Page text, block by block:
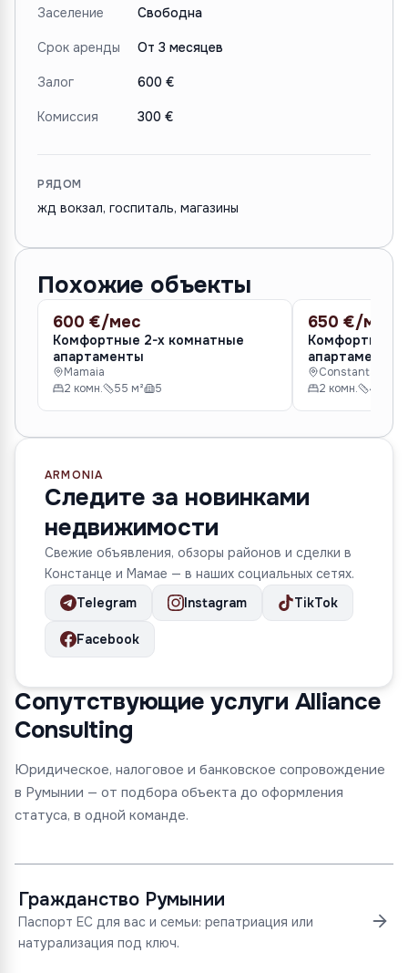
Заселение Свободна
Срок аренды От 3 месяцев
Залог 600 €
Комиссия 300 €
РЯДОМ
жд вокзал, госпиталь, магазины
Похожие объекты
АРЕНДА
600 €/мес
Комфортные 2-х комнатные
апартаменты
Mamaia
2 комн.
55 м² 5
АРЕНДА
650 €/мес
Комфортные
апартаменты
Constanta
2 комн.
44 м²
ARMONIA
Следите за новинками
недвижимости
Свежие объявления, обзоры районов и сделки в
Констанце и Мамае — в наших социальных сетях.
Telegram
Instagram TikTok
Facebook
Сопутствующие услуги Alliance
Consulting
Юридическое, налоговое и банковское сопровождение
в Румынии — от подбора объекта до оформления
статуса, в одной команде.
Гражданство Румынии
Паспорт ЕС для вас и семьи: репатриация или
натурализация под ключ.